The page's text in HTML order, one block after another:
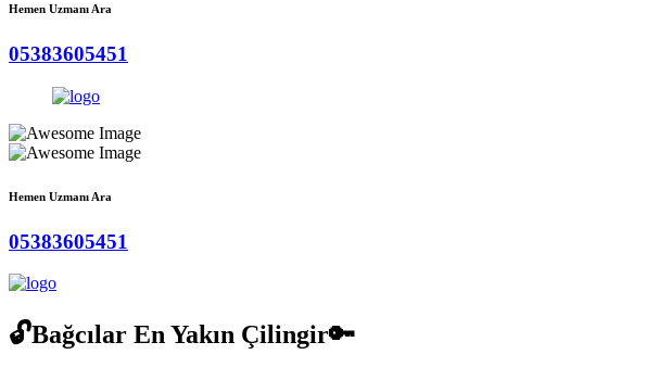
Hemen Uzmanı Ara
05383605451
Hemen Uzmanı Ara
05383605451
🔓Bağcılar En Yakın Çilingir🔑